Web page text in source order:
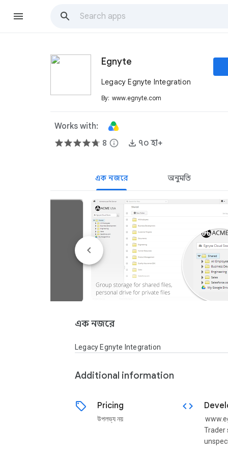
Egnyte
Legacy Egnyte Integration
By: www.egnyte.com
Works with:
৪ info ৭০ হা+
এক নজরে অনুমতি
এক নজরে
Legacy Egnyte Integration
Additional information
sell Pricing
উপলভ্য নয়
code
Trader